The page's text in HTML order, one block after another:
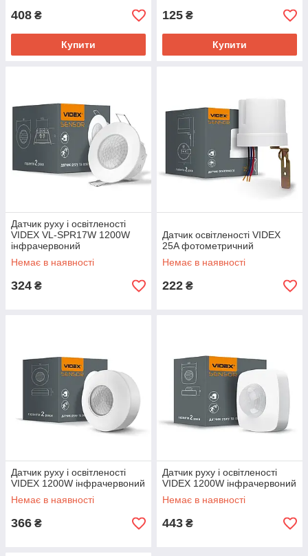
408 ₴
Купити
125 ₴
Купити
Датчик руху і освітленості
VIDEX VL-SPR17W 1200W
інфрачервоний
Немає в наявності
324 ₴
Датчик освітленості VIDEX
25A фотометричний
Немає в наявності
222 ₴
Датчик руху і освітленості
VIDEX 1200W інфрачервоний
Немає в наявності
366 ₴
Датчик руху і освітленості
VIDEX 1200W інфрачервоний
Немає в наявності
443 ₴